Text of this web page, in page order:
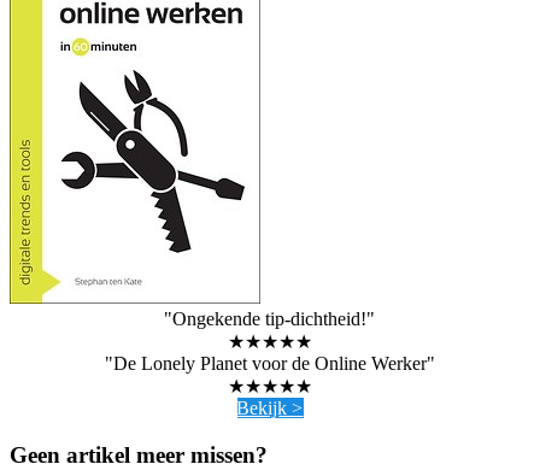
"Ongekende tip-dichtheid!"
★★★★★
"De Lonely Planet voor de Online Werker"
★★★★★
Bekijk >
Geen artikel meer missen?